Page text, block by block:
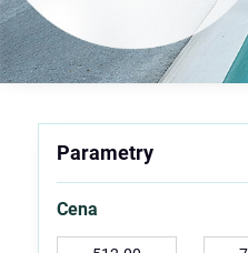
Parametry
Cena